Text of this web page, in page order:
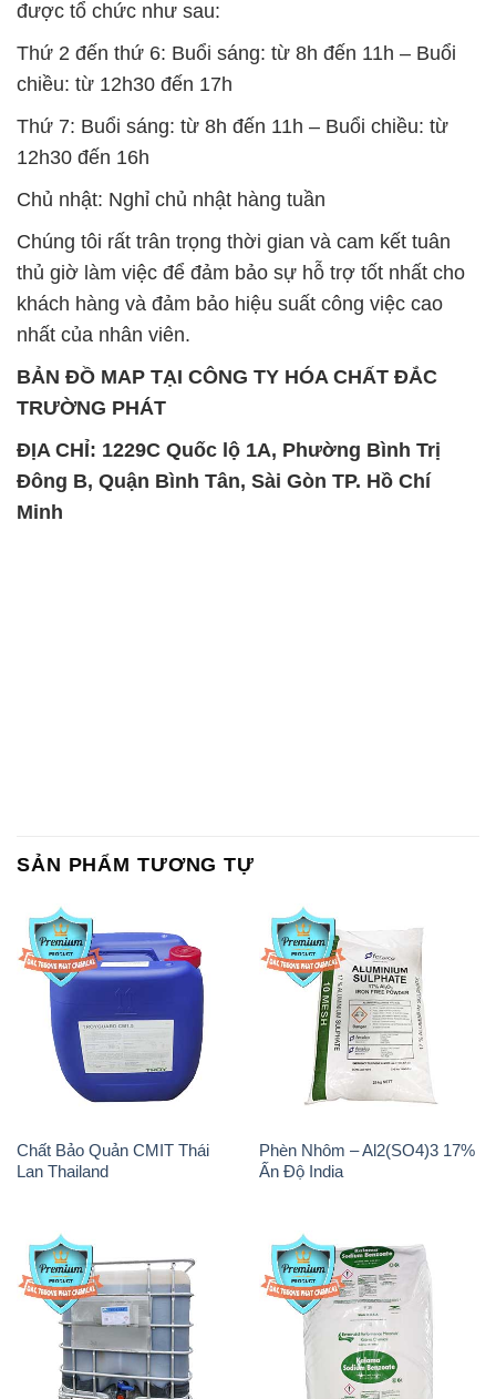
được tổ chức như sau:
Thứ 2 đến thứ 6: Buổi sáng: từ 8h đến 11h – Buổi
chiều: từ 12h30 đến 17h
Thứ 7: Buổi sáng: từ 8h đến 11h – Buổi chiều: từ
12h30 đến 16h
Chủ nhật: Nghỉ chủ nhật hàng tuần
Chúng tôi rất trân trọng thời gian và cam kết tuân
thủ giờ làm việc để đảm bảo sự hỗ trợ tốt nhất cho
khách hàng và đảm bảo hiệu suất công việc cao
nhất của nhân viên.
BẢN ĐỒ MAP TẠI CÔNG TY HÓA CHẤT ĐẮC
TRƯỜNG PHÁT
ĐỊA CHỈ: 1229C Quốc lộ 1A, Phường Bình Trị
Đông B, Quận Bình Tân, Sài Gòn TP. Hồ Chí
Minh
SẢN PHẨM TƯƠNG TỰ
Chất Bảo Quản CMIT Thái
Lan Thailand
Phèn Nhôm – Al2(SO4)3 17%
Ấn Độ India